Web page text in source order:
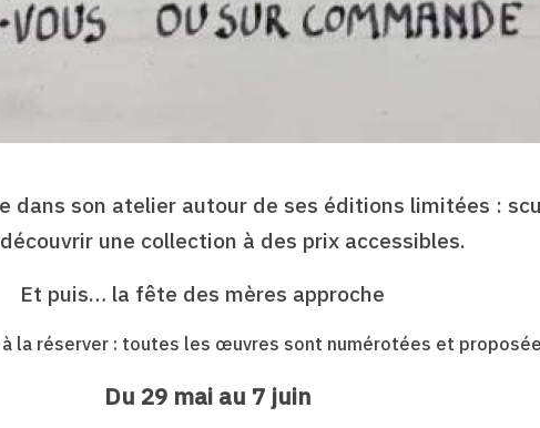
dans son atelier autour de ses éditions limitées :
une collection à des prix accessibles.
Et puis… la fête des mères approche
à la réserver : toutes les œuvres sont numérotées et
Du 29 mai au 7 juin